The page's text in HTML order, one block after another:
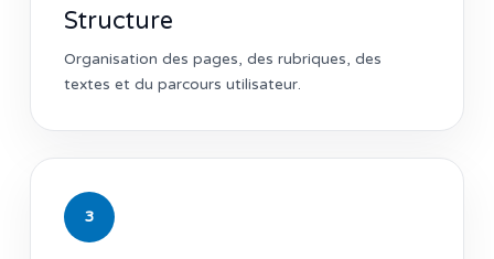
Structure
Organisation des pages, des rubriques, des
textes et du parcours utilisateur.
3